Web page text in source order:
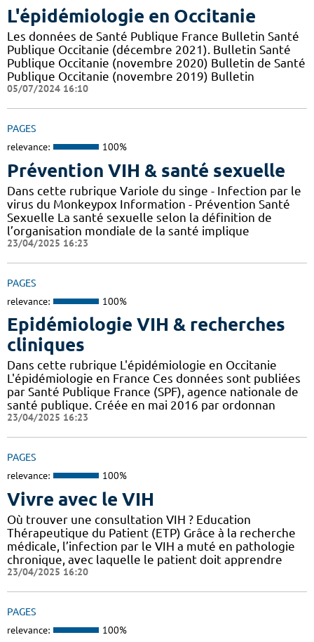
L'épidémiologie en Occitanie
Les données de Santé Publique France Bulletin Santé
Publique Occitanie (décembre 2021). Bulletin Santé
Publique Occitanie (novembre 2020) Bulletin de Santé
Publique Occitanie (novembre 2019) Bulletin
05/07/2024 16:10
PAGES
relevance: 100%
Prévention VIH & santé sexuelle
Dans cette rubrique Variole du singe - Infection par le
virus du Monkeypox Information - Prévention Santé
Sexuelle La santé sexuelle selon la définition de
l’organisation mondiale de la santé implique
23/04/2025 16:23
PAGES
relevance: 100%
Epidémiologie VIH & recherches
cliniques
Dans cette rubrique L'épidémiologie en Occitanie
L'épidémiologie en France Ces données sont publiées
par Santé Publique France (SPF), agence nationale de
santé publique. Créée en mai 2016 par ordonnan
23/04/2025 16:23
PAGES
relevance: 100%
Vivre avec le VIH
Où trouver une consultation VIH ? Education
Thérapeutique du Patient (ETP) Grâce à la recherche
médicale, l’infection par le VIH a muté en pathologie
chronique, avec laquelle le patient doit apprendre
23/04/2025 16:20
PAGES
relevance: 100%